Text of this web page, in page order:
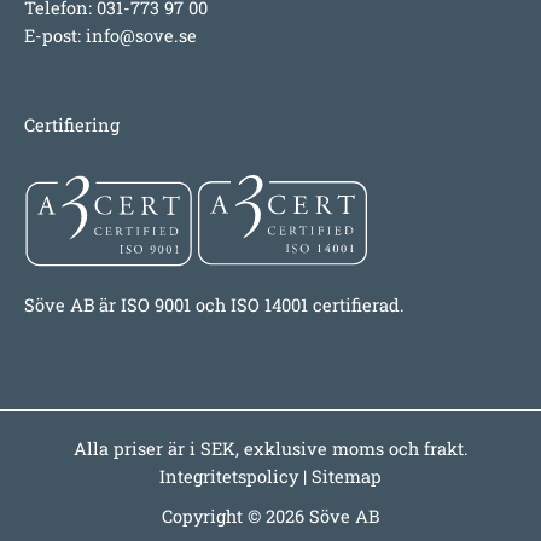
Telefon: 031-773 97 00
E-post: info@sove.se
Certifiering
Söve AB är ISO 9001 och ISO 14001 certifierad.
Alla priser är i SEK, exklusive moms och frakt.
Integritetspolicy| Sitemap
Copyright © 2026 Söve AB